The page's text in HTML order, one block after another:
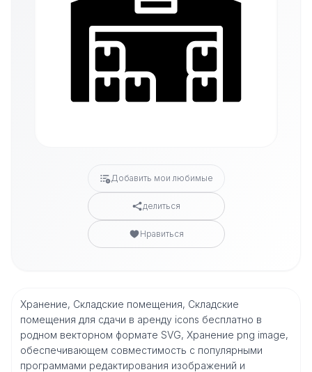
Добавить мои любимые
делиться
Нравиться
Хранение, Складские помещения, Складские
помещения для сдачи в аренду icons бесплатно в
родном векторном формате SVG, Хранение png image,
обеспечивающем совместимость с популярными
программами редактирования изображений и